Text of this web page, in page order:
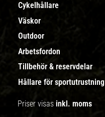
Cykelhållare
Väskor
Outdoor
Arbetsfordon
Tillbehör & reservdelar
Hållare för sportutrustning
Priser visas inkl. moms